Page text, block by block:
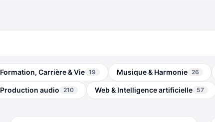
Formation, Carrière & Vie 19 Musique & Harmonie 26
Production audio 210 Web & Intelligence artificielle 57